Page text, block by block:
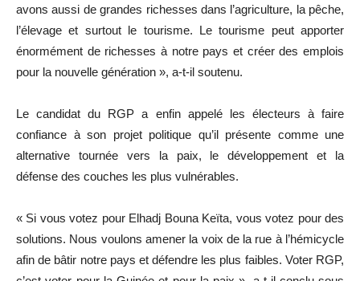
avons aussi de grandes richesses dans l’agriculture, la pêche,
l’élevage et surtout le tourisme. Le tourisme peut apporter
énormément de richesses à notre pays et créer des emplois
pour la nouvelle génération », a-t-il soutenu.
Le candidat du RGP a enfin appelé les électeurs à faire
confiance à son projet politique qu’il présente comme une
alternative tournée vers la paix, le développement et la
défense des couches les plus vulnérables.
« Si vous votez pour Elhadj Bouna Keïta, vous votez pour des
solutions. Nous voulons amener la voix de la rue à l’hémicycle
afin de bâtir notre pays et défendre les plus faibles. Voter RGP,